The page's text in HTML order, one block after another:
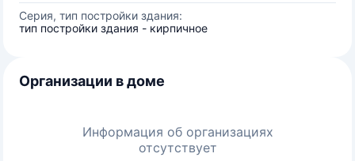
Серия, тип постройки здания:
тип постройки здания - кирпичное
Организации в доме
Информация об организациях
отсутствует